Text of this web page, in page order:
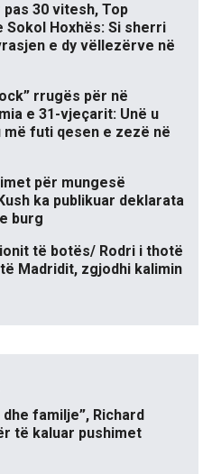
30 vitesh, Top
Sokol Hoxhës: Si sherri
e dy vëllezërve në
rrugës për në
e 31-vjeçarit: Unë u
më futi qesen e zezë në
për mungesë
ka publikuar deklarata
burg
të botës/ Rodri i thotë
Madridit, zgjodhi kalimin
familje”, Richard
të kaluar pushimet